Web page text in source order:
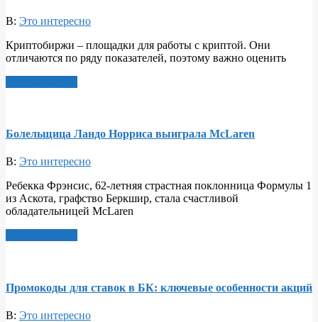
В: Это интересно
Криптобиржи – площадки для работы с криптой. Они
отличаются по ряду показателей, поэтому важно оценить
Болельщица Ландо Норриса выиграла McLaren
В: Это интересно
Ребекка Фрэнсис, 62-летняя страстная поклонница Формулы 1
из Аскота, графство Беркшир, стала счастливой
обладательницей McLaren
Промокоды для ставок в БК: ключевые особенности акций
В: Это интересно